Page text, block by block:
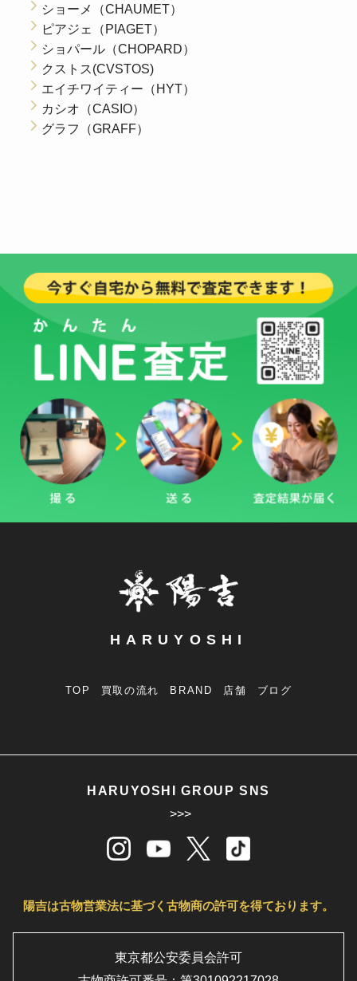
ショーメ（CHAUMET）
ピアジェ（PIAGET）
ショパール（CHOPARD）
クストス(CVSTOS)
エイチワイティー（HYT）
カシオ（CASIO）
グラフ（GRAFF）
HARUYOSHI
TOP 買取の流れ BRAND 店舗 ブログ
HARUYOSHI GROUP SNS
>>>
陽吉は古物営業法に基づく古物商の許可を得ております。
東京都公安委員会許可